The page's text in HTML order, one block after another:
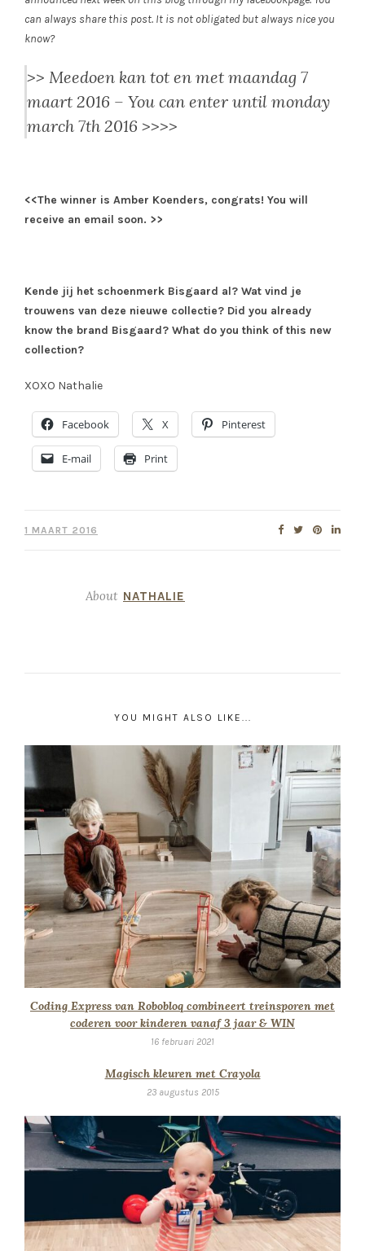
can always share this post. It is not obligated but always nice you
know?
>> Meedoen kan tot en met maandag 7
maart 2016 – You can enter until monday
march 7th 2016 >>>>
<<The winner is Amber Koenders, congrats! You will
receive an email soon. >>
Kende jij het schoenmerk Bisgaard al? Wat vind je
trouwens van deze nieuwe collectie? Did you already
know the brand Bisgaard? What do you think of this new
collection?
XOXO Nathalie
Facebook X Pinterest
E-mail Print
1 MAART 2016
About NATHALIE
YOU MIGHT ALSO LIKE...
Coding Express van Robobloq combineert treinsporen met
coderen voor kinderen vanaf 3 jaar & WIN
16 februari 2021
Magisch kleuren met Crayola
23 augustus 2015